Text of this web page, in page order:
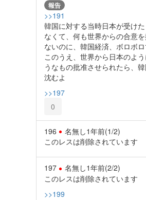
報告
>>191
韓国に対する当時日本が受け
なくて、何も世界からの合意
ないのに、韓国経済、ボロボ
このうえ、世界から日本のよ
うなもの批准させられたら、
沈むよ
>>197
0
196 名無し1年前(1/2)
このレスは削除されています
197 名無し1年前(2/2)
このレスは削除されています
>>199